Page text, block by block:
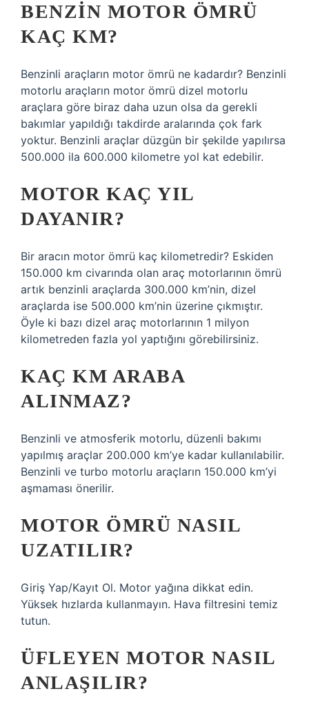
BENZIN MOTOR ÖMRÜ
KAÇ KM?
Benzinli araçların motor ömrü ne kadardır? Benzinli
motorlu araçların motor ömrü dizel motorlu
araçlara göre biraz daha uzun olsa da gerekli
bakımlar yapıldığı takdirde aralarında çok fark
yoktur. Benzinli araçlar düzgün bir şekilde yapılırsa
500.000 ila 600.000 kilometre yol kat edebilir.
MOTOR KAÇ YIL
DAYANIR?
Bir aracın motor ömrü kaç kilometredir? Eskiden
150.000 km civarında olan araç motorlarının ömrü
artık benzinli araçlarda 300.000 km’nin, dizel
araçlarda ise 500.000 km’nin üzerine çıkmıştır.
Öyle ki bazı dizel araç motorlarının 1 milyon
kilometreden fazla yol yaptığını görebilirsiniz.
KAÇ KM ARABA
ALINMAZ?
Benzinli ve atmosferik motorlu, düzenli bakımı
yapılmış araçlar 200.000 km’ye kadar kullanılabilir.
Benzinli ve turbo motorlu araçların 150.000 km’yi
aşmaması önerilir.
MOTOR ÖMRÜ NASIL
UZATILIR?
Giriş Yap/Kayıt Ol. Motor yağına dikkat edin.
Yüksek hızlarda kullanmayın. Hava filtresini temiz
tutun.
ÜFLEYEN MOTOR NASIL
ANLAŞILIR?